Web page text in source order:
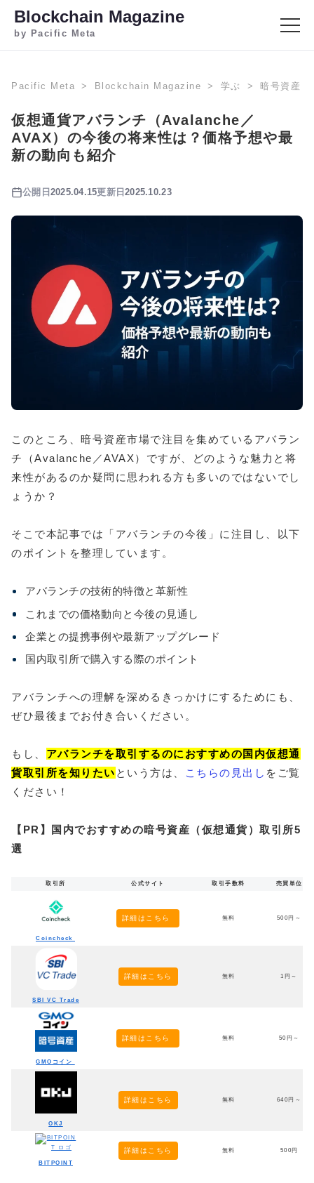
Blockchain Magazine
by Pacific Meta
Pacific Meta Blockchain Magazine 学ぶ 暗号資産
仮想通貨アバランチ（Avalanche／
AVAX）の今後の将来性は？価格予想や最
新の動向も紹介
公開日 2025.04.15更新日2025.10.23
このところ、暗号資産市場で注目を集めているアバラン
チ（Avalanche／AVAX）ですが、どのような魅力と将
来性があるのか疑問に思われる方も多いのではないでし
ょうか？
そこで本記事では「アバランチの今後」に注目し、以下
のポイントを整理しています。
アバランチの技術的特徴と革新性
これまでの価格動向と今後の見通し
企業との提携事例や最新アップグレード
国内取引所で購入する際のポイント
アバランチへの理解を深めるきっかけにするためにも、
ぜひ最後までお付き合いください。
もし、 アバランチを取引するのにおすすめの国内仮想通
貨取引所を知りたい という方は、 こちらの見出し をご覧
ください！
【PR】国内でおすすめの暗号資産（仮想通貨）取引所5
選
取引所 公式サイト 取引手数料 売買単位
Coincheck
詳細はこちら 無料 500円～
SBI VC Trade
詳細はこちら 無料 1円～
GMOコイン
詳細はこちら 無料 50円～
OKJ
詳細はこちら 無料 640円～
BITPOINT
詳細はこちら 無料 500円